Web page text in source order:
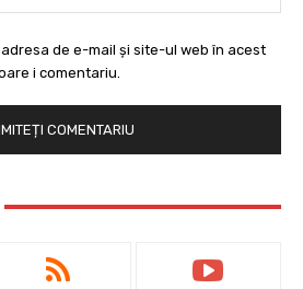
de e-mail și site-ul web în acest
i comentariu.